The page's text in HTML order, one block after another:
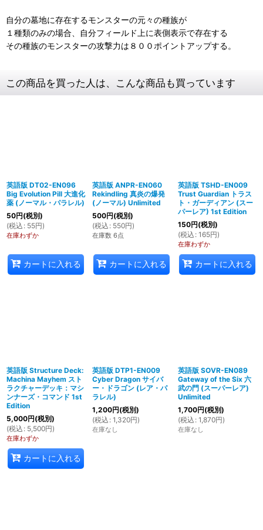
自分の墓地に存在するモンスターの元々の種族が
１種類のみの場合、自分フィールド上に表側表示で存在する
その種族のモンスターの攻撃力は８００ポイントアップする。
この商品を買った人は、こんな商品も買っています
英語版 DT02-EN096
Big Evolution Pill 大進化
薬 (ノーマル・パラレル)
50円(税別)
(税込 : 55円)
在庫わずか
カートに入れる
英語版 ANPR-EN060
Rekindling 真炎の爆発
(ノーマル) Unlimited
500円(税別)
(税込 : 550円)
在庫数 6点
カートに入れる
英語版 TSHD-EN009
Trust Guardian トラス
ト・ガーディアン (スー
パーレア) 1st Edition
150円(税別)
(税込 : 165円)
在庫わずか
カートに入れる
英語版 Structure Deck:
Machina Mayhem スト
ラクチャーデッキ：マシ
ンナーズ・コマンド 1st
Edition
5,000円(税別)
(税込 : 5,500円)
在庫わずか
カートに入れる
英語版 DTP1-EN009
Cyber Dragon サイバ
ー・ドラゴン (レア・パ
ラレル)
1,200円(税別)
(税込 : 1,320円)
在庫なし
英語版 SOVR-EN089
Gateway of the Six 六
武の門 (スーパーレア)
Unlimited
1,700円(税別)
(税込 : 1,870円)
在庫なし